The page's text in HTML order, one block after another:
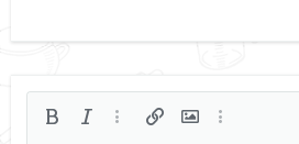
Gras ItaliquePlus d'options…
Insérer un lien
Insérer une
Plus